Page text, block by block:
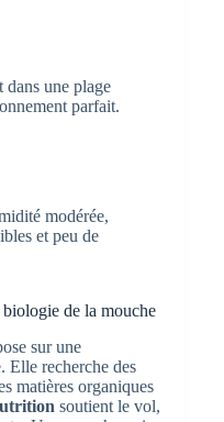
une plage
parfait.
modérée,
et peu de
de la mouche
sur une
Elle recherche des
matières organiques
soutient le vol,